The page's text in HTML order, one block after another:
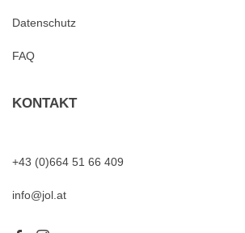
Datenschutz
FAQ
KONTAKT
+43 (0)664 51 66 409
info@jol.at